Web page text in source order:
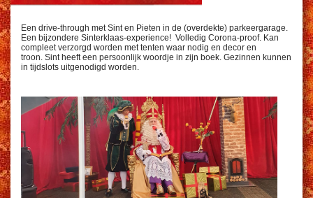
Een drive-through met Sint en Pieten in de (overdekte) parkeergarage.
Een bijzondere Sinterklaas-experience! Volledig Corona-proof. Kan
compleet verzorgd worden met tenten waar nodig en decor en
troon. Sint heeft een persoonlijk woordje in zijn boek. Gezinnen kunnen
in tijdslots uitgenodigd worden.